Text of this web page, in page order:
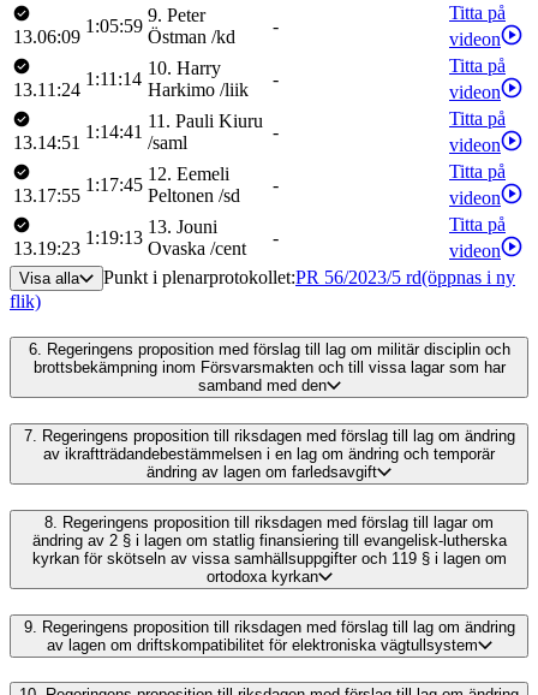
13.06:09
1:05:59
9. Peter
Östman /kd
-
Titta på
videon
13.11:24
1:11:14
10. Harry
Harkimo /liik
-
Titta på
videon
13.14:51
1:14:41
11 . Pauli Kiuru
/saml
-
Titta på
videon
13.17:55
1:17:45
12. Eemeli
Peltonen /sd
-
Titta på
videon
13.19:23
1:19:13
13. Jouni
Ovaska /cent
-
Titta på
videon
Visa alla Punkt i plenarprotokollet:PR 56/2023/5 rd(öppnas i ny
flik)
6. Regeringens proposition med förslag till lag om militär disciplin och
brottsbekämpning inom Försvarsmakten och till vissa lagar som har
samband med den
7. Regeringens proposition till riksdagen med förslag till lag om ändring
av ikraftträdandebestämmelsen i en lag om ändring och temporär
ändring av lagen om farledsavgift
8.
Regeringens proposition till riksdagen med förslag till lagar om
ändring av 2 § i lagen om statlig finansiering till evangelisk-lutherska
kyrkan för skötseln av vissa samhällsuppgifter och 119 § i lagen om
ortodoxa kyrkan
9. Regeringens proposition till riksdagen med förslag till lag om ändring
av lagen om driftskompatibilitet för elektroniska vägtullsystem